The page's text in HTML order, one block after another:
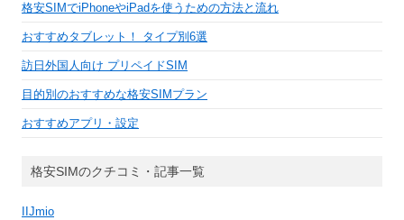
格安SIMでiPhoneやiPadを使うための方法と流れ
おすすめタブレット！ タイプ別6選
訪日外国人向け プリペイドSIM
目的別のおすすめな格安SIMプラン
おすすめアプリ・設定
格安SIMのクチコミ・記事一覧
IIJmio